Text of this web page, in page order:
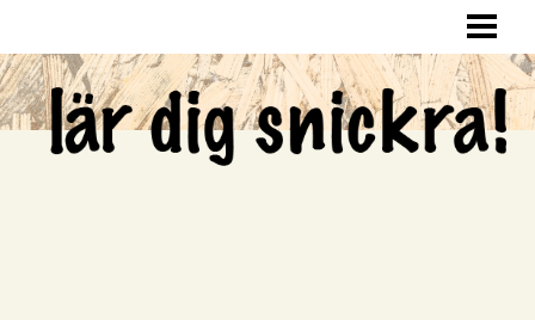
SNICKRA HEMMA
LAGA HÅL I VÄGGEN